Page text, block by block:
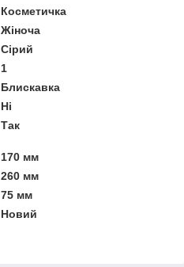
Косметичка
Жіноча
Сірий
1
Блискавка
Ні
Так
170 мм
260 мм
75 мм
Новий